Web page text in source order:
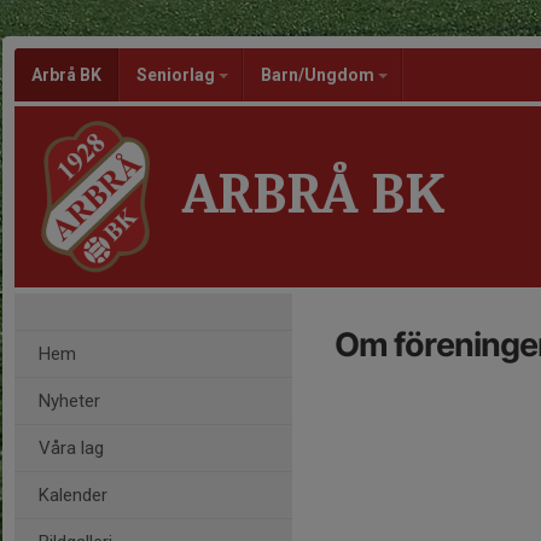
Arbrå BK Seniorlag Barn/Ungdom
ARBRÅ BK
Hem
Nyheter
Våra lag
Kalender
Om